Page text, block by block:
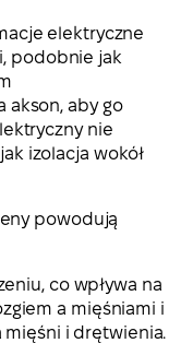
elektryczne
podobnie jak
akson, aby go
nie
izolacja wokół
powodują
co wpływa na
a mięśniami i
mięśni i drętwienia.